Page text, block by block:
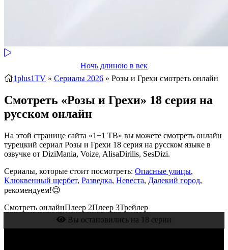
Ночь длиною в век
1plus1TV » Сериалы 2026 » Розы и Грехи смотреть онлайн
Смотреть «Розы и Грехи» 18 серия на
русском онлайн
На этой странице сайта «1+1 ТВ» вы можете смотреть онлайн
турецкий сериал Розы и Грехи 18 серия на русском языке в
озвучке от DiziMania, Voize, AlisaDirilis, SesDizi.
Сериалы, которые стоит посмотреть: Опасные улицы,
Клюквенный щербет, Разведка, Невеста, Далекий город,
рекомендуем!😉
Смотреть онлайнПлеер 2Плеер 3Трейлер
Вы остановились на 18 серии